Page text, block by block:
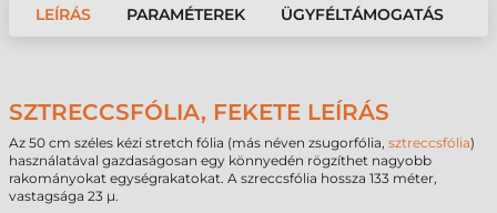
LEÍRÁS PARAMÉTEREK ÜGYFÉLTÁMOGATÁS
SZTRECCSFÓLIA, FEKETE LEÍRÁS
Az 50 cm széles kézi stretch fólia (más néven zsugorfólia, sztreccsfólia)
használatával gazdaságosan egy könnyedén rögzíthet nagyobb
rakományokat egységrakatokat. A szreccsfólia hossza 133 méter,
vastagsága 23 µ.